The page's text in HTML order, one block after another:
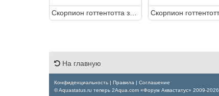
На главную
Конфиденциальность Правила
Соглашение
© Aquastatus.ru теперь 2Aqua.com «Форум Аквастатус» 2009-2026